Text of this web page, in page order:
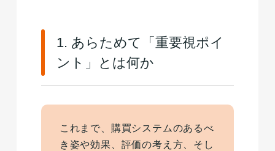
1. あらためて「重要視ポイ
ント」とは何か
これまで、購買システムのあるべ
き姿や効果、評価の考え方、そし